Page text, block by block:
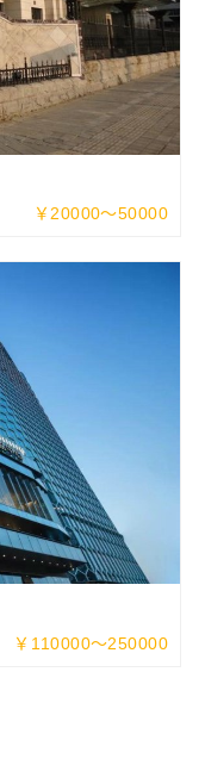
￥20000～50000
￥110000～250000